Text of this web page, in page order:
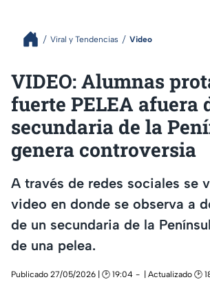
Viral y Tendencias Video
VIDEO: Alumnas
fuerte PELEA afuera
secundaria de la
genera controversia
A través de redes sociales se
video en donde se observa a
de un secundaria de la
de una pelea.
Publicado 27/05/2026 | 🕑 19:04
| Actualizado 🕑